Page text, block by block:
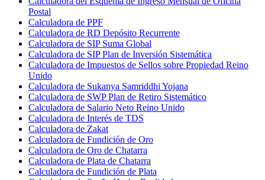
Postal
Calculadora de PPF
Calculadora de RD Depósito Recurrente
Calculadora de SIP Suma Global
Calculadora de SIP Plan de Inversión Sistemática
Calculadora de Impuestos de Sellos sobre Propiedad Reino
Unido
Calculadora de Sukanya Samriddhi Yojana
Calculadora de SWP Plan de Retiro Sistemático
Calculadora de Salario Neto Reino Unido
Calculadora de Interés de TDS
Calculadora de Zakat
Calculadora de Fundición de Oro
Calculadora de Oro de Chatarra
Calculadora de Plata de Chatarra
Calculadora de Fundición de Plata